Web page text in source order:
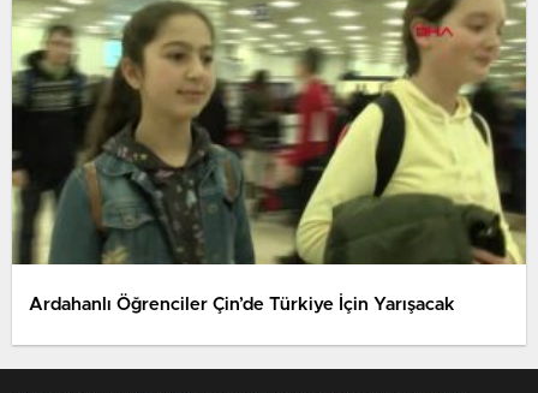
Ardahanlı Öğrenciler Çin’de Türkiye İçin Yarışacak